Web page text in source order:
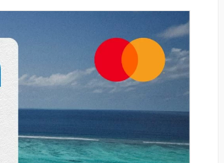
Ֆասթ Բանկի աջակցությամբ կայացել է
մետաբոլիկ համախտանիշի թեմայով
համաժողով